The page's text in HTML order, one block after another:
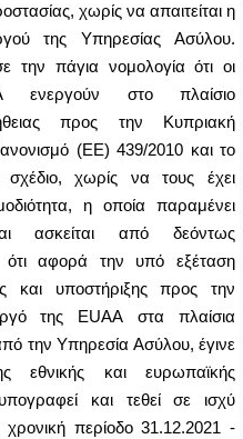
χωρίς να απαιτείται η
της Υπηρεσίας Ασύλου.
την πάγια νομολογία ότι οι
ενεργούν στο πλαίσιο
προς την Κυπριακή
(ΕΕ) 439/2010 και το
σχέδιο, χωρίς να τους έχει
η οποία παραμένει
ασκείται από δεόντως
ότι αφορά την υπό εξέταση
και υποστήριξης προς την
της
EUAA στα πλαίσια
την Υπηρεσία Ασύλου, έγινε
εθνικής και ευρωπαϊκής
και τεθεί σε ισχύ
χρονική περίοδο 31.12.2021 -